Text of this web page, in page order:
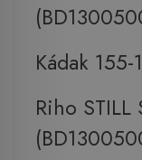
Kádak
Riho